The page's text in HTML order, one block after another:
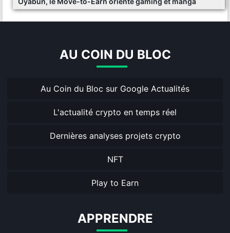
AU COIN DU BLOC
Au Coin du Bloc sur Google Actualités
L'actualité crypto en temps réel
Dernières analyses projets crypto
NFT
Play to Earn
APPRENDRE